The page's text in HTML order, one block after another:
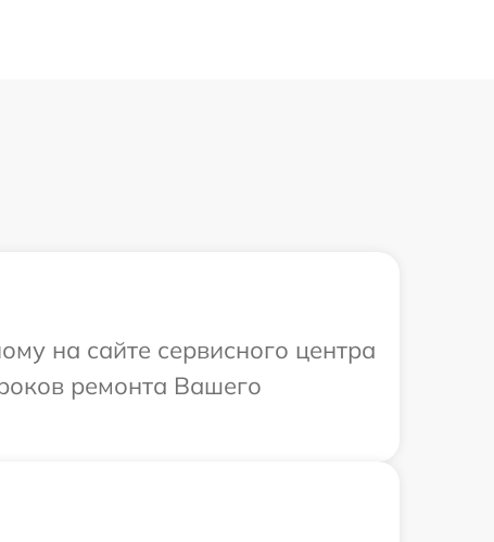
на сайте сервисного центра
ремонта Вашего